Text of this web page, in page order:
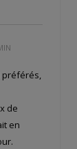
préférés,
de
en